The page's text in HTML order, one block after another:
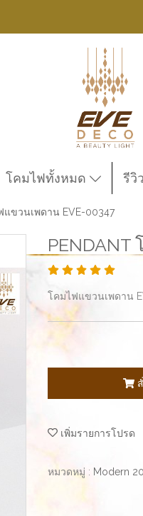
โคมไฟทั้งหมด รีวิ
แขวนเพดาน EVE-00347
PENDANT
โคมไฟแขวนเพดาน
เพิ่มรายการโปรด
หมวดหมู่ : Modern